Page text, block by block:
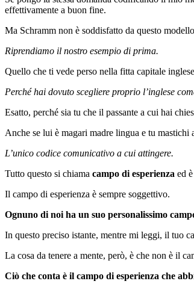
effettivamente a buon fine.
Ma Schramm non è soddisfatto da questo
Riprendiamo il nostro esempio di prima.
Quello che ti vede perso nella fitta capitale
Perché hai dovuto scegliere proprio l’inglese
Esatto, perché sia tu che il passante a cui hai
Anche se lui è magari madre lingua e tu mastichi
L’unico codice comunicativo a cui attingere.
Tutto questo si chiama campo di esperienza ed
Il campo di esperienza è sempre soggettivo.
Ognuno di noi ha un suo personalissimo
In questo preciso istante, mentre mi leggi, il tuo
La cosa da tenere a mente, però, è che non è il
Ciò che conta è il campo di esperienza che